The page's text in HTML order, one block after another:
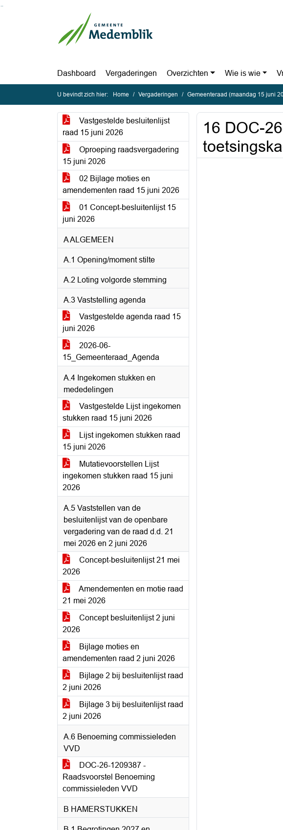
Ga naar de inhoud van deze pagina
Dashboard Vergaderingen Overzichten Wie is wie
U bevindt zich hier: Home Vergaderingen Gemeenteraad (maandag 15 juni
Vastgestelde besluitenlijst
raad 15 juni 2026
Oproeping raadsvergadering
15 juni 2026
02 Bijlage moties en
amendementen raad 15 juni 2026
01 Concept-besluitenlijst 15
juni 2026
A ALGEMEEN
A.1 Opening/moment stilte
A.2 Loting volgorde stemming
A.3 Vaststelling agenda
Vastgestelde agenda raad 15
juni 2026
2026-06-
15_Gemeenteraad_Agenda
A.4 Ingekomen stukken en
mededelingen
Vastgestelde Lijst ingekomen
stukken raad 15 juni 2026
Lijst ingekomen stukken raad
15 juni 2026
Mutatievoorstellen Lijst
ingekomen stukken raad 15 juni
2026
A.5 Vaststellen van de
besluitenlijst van de openbare
vergadering van de raad d.d. 21
mei 2026 en 2 juni 2026
Concept-besluitenlijst 21 mei
2026
Amendementen en motie raad
21 mei 2026
Concept besluitenlijst 2 juni
2026
Bijlage moties en
amendementen raad 2 juni 2026
Bijlage 2 bij besluitenlijst raad
2 juni 2026
Bijlage 3 bij besluitenlijst raad
2 juni 2026
A.6 Benoeming commissieleden
VVD
DOC-26-1209387 -
Raadsvoorstel Benoeming
commissieleden VVD
B HAMERSTUKKEN
16 DOC-